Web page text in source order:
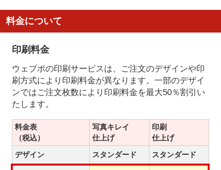
料金について
印刷料金
ウェブポの印刷サービスは、ご注文のデザインや印
刷方式により印刷料金が異なります。一部のデザイ
ンではご注文枚数により印刷料金を最大50％割引い
たします。
料金表
（税込）
写真キレイ
仕上げ
印刷
仕上げ
デザイン
スタンダード スタンダード